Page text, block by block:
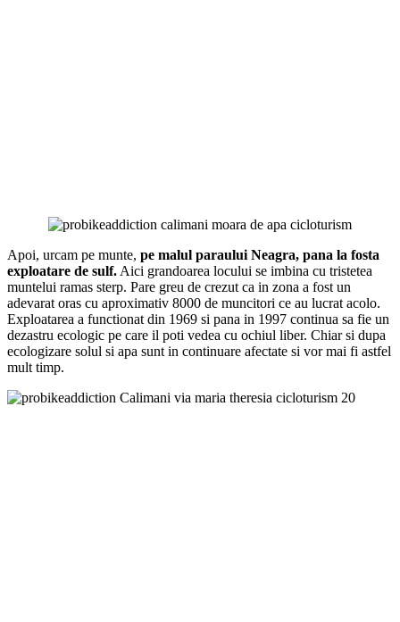
Apoi, urcam pe munte, pe malul paraului Neagra, pana la fosta
exploatare de sulf. Aici grandoarea locului se imbina cu tristetea
muntelui ramas sterp. Pare greu de crezut ca in zona a fost un
adevarat oras cu aproximativ 8000 de muncitori ce au lucrat acolo.
Exploatarea a functionat din 1969 si pana in 1997 continua sa fie un
dezastru ecologic pe care il poti vedea cu ochiul liber. Chiar si dupa
ecologizare solul si apa sunt in continuare afectate si vor mai fi astfel
mult timp.